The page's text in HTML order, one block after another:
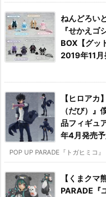
ねんどろい
『せかえゴ
BOX【グッ
2019年11月
【ヒロアカ
（だび）
品フィギュ
年4月発売
POP UP PARADE『トガヒミコ
【くまクマ
PARADE『